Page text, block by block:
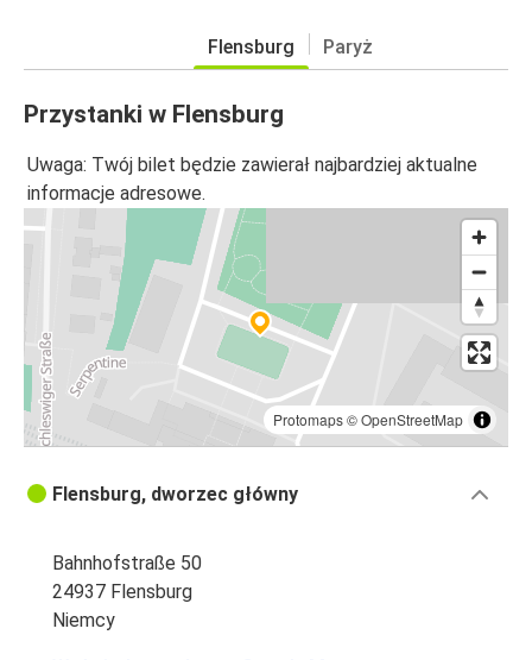
Flensburg Paryż
Przystanki w Flensburg
Uwaga: Twój bilet będzie zawierał najbardziej aktualne
informacje adresowe.
Protomaps©OpenStreetMap
Flensburg, dworzec główny
Bahnhofstraße 50
24937 Flensburg
Niemcy